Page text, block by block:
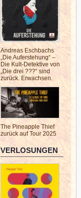
Andreas Eschbachs
„Die Auferstehung“ –
Die Kult-Detektive von
„Die drei ???“ sind
zurück. Erwachsen.
The Pineapple Thief
zurück auf Tour 2025
VERLOSUNGEN